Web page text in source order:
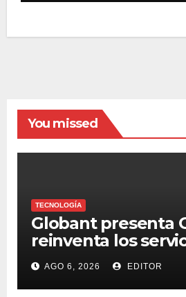
You missed
TECNOLOGÍA
Globant presenta
reinventa los
tecnología para la
AGO 6, 2026 EDITOR